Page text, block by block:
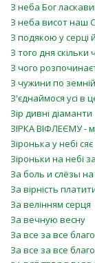
З неба Бог
З неба висот наш
З подякою у серці
З того дня
З чого
З чужини по
З'єднаймося усі в
Зір дивні діаманти
ЗІРКА ВІФЛЕЄМУ -
Зіронька у небі сяє
Зіроньки на небі
За боль и слёзы
За вірність
За велінням серця
За вечную весну
За все за все
За все за все